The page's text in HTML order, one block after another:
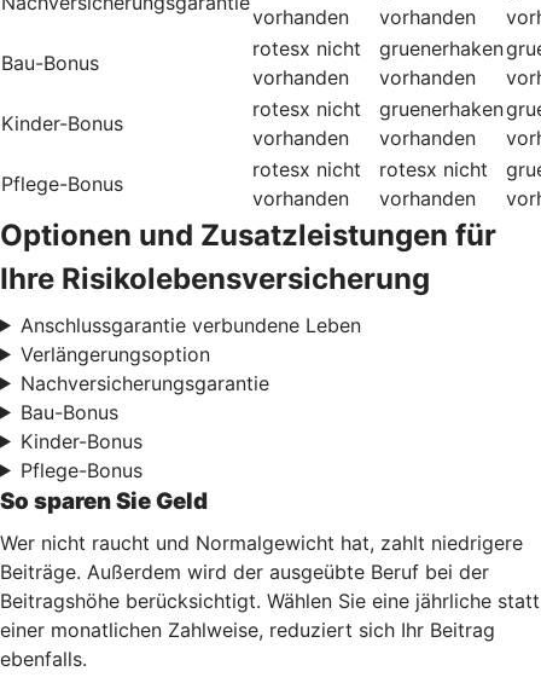
vorhanden
vorhanden
Bau-Bonus
rotesx nicht
vorhanden
gruenerhaken
vorhanden
Kinder-Bonus
rotesx nicht
vorhanden
gruenerhaken
vorhanden
Pflege-Bonus
rotesx nicht
vorhanden
rotesx nicht
vorhanden
Optionen und Zusatzleistungen für
Ihre Risikolebensversicherung
Anschlussgarantie verbundene Leben
Verlängerungsoption
Nachversicherungsgarantie
Bau-Bonus
Kinder-Bonus
Pflege-Bonus
So sparen Sie Geld
Wer nicht raucht und Normalgewicht hat, zahlt niedrigere
Beiträge. Außerdem wird der ausgeübte Beruf bei der
Beitragshöhe berücksichtigt. Wählen Sie eine jährliche statt
einer monatlichen Zahlweise, reduziert sich Ihr Beitrag
ebenfalls.